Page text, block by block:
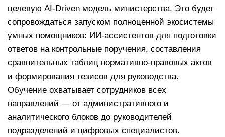
целевую AI-Driven модель министерства. Это будет
сопровождаться запуском полноценной экосистемы
умных помощников: ИИ-ассистентов для подготовки
ответов на контрольные поручения, составления
сравнительных таблиц нормативно-правовых актов
и формирования тезисов для руководства.
Обучение охватывает сотрудников всех
направлений — от административного и
аналитического блоков до руководителей
подразделений и цифровых специалистов.